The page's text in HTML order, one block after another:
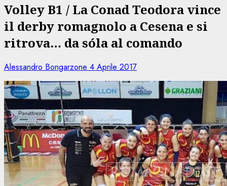
Volley B1 / La Conad Teodora vince
il derby romagnolo a Cesena e si
ritrova… da sóla al comando
Alessandro Bongarzone 4 Aprile 2017